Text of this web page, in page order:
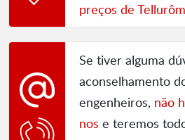
preços de
Se tiver alguma
aconselhamento
engenheiros, não
nos e teremos